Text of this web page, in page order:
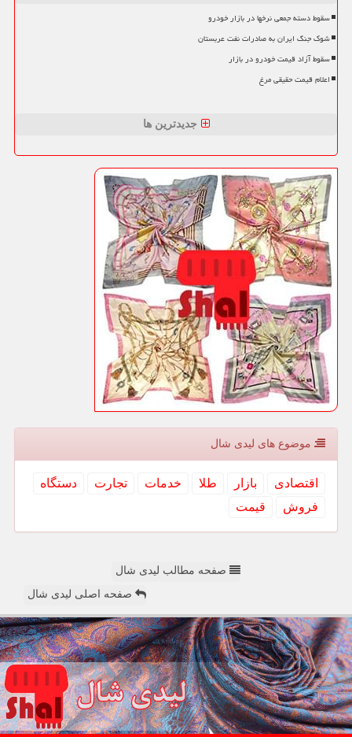
سقوط دسته جمعی نرخها در بازار خودرو
شوک جنگ ایران به صادرات نفت عربستان
سقوط آزاد قیمت خودرو در بازار
اعلام قیمت حقیقی مرغ
جدیدترین ها
موضوع های لیدی شال
اقتصادی بازار طلا خدمات تجارت
دستگاه
فروش
قیمت
صفحه مطالب لیدی شال
صفحه اصلی لیدی شال